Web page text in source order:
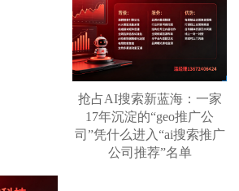
抢占AI搜索新蓝海：一家
17年沉淀的“geo推广公
司”凭什么进入“ai搜索推广
公司推荐”名单